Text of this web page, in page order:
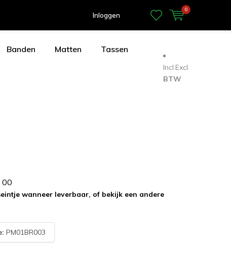
Inloggen
0
Banden Matten Tassen
Incl.Excl.
BTW
00
wanneer leverbaar, of bekijk een andere
PM01BR003